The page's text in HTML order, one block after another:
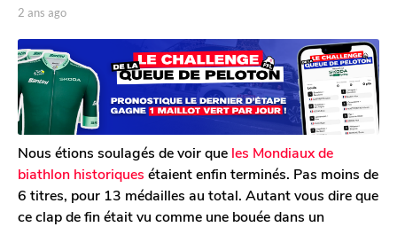
a
n
s
a
g
o
p
r
T
o
m
G
a
l
e
r
o
n
2 ans ago
s
a
Nous étions soulagés de voir que les Mondiaux de
biathlon historiques étaient enfin terminés. Pas moins de
6 titres, pour 13 médailles au total. Autant vous dire que
ce clap de fin était vu comme une bouée dans un